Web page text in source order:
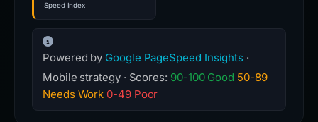
Speed Index
Powered by Google PageSpeed Insights ·
Mobile strategy · Scores: 90-100 Good 50-89
Needs Work 0-49 Poor